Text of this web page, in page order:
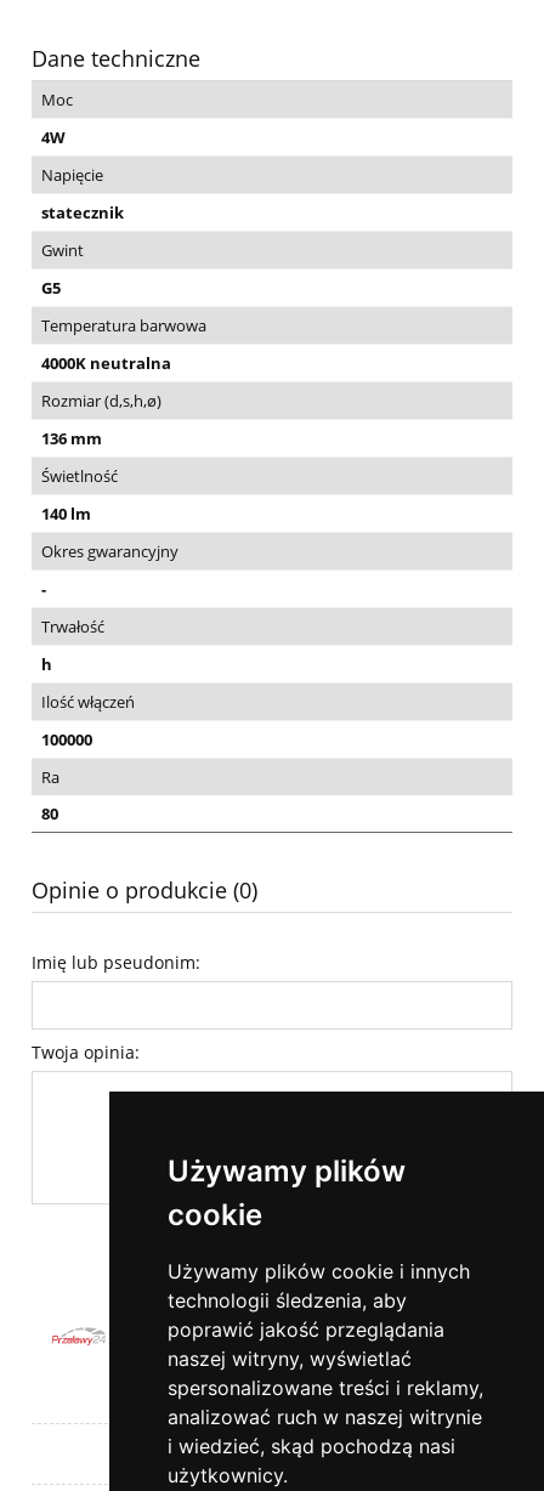
Używamy plików
cookie
Używamy plików cookie i innych
technologii śledzenia, aby
poprawić jakość przeglądania
naszej witryny, wyświetlać
spersonalizowane treści i reklamy,
analizować ruch w naszej witrynie
i wiedzieć, skąd pochodzą nasi
użytkownicy.
Dane techniczne
Moc
4W
Napięcie
statecznik
Gwint
G5
Temperatura barwowa
4000K neutralna
Rozmiar (d,s,h,ø)
136 mm
Świetlność
140 lm
Okres gwarancyjny
-
Trwałość
h
Ilość włączeń
100000
Ra
80
Opinie o produkcie (0)
Imię lub pseudonim:
Twoja opinia:
Pomoc
Moje konto